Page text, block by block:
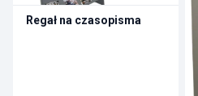
Regał na czasopisma